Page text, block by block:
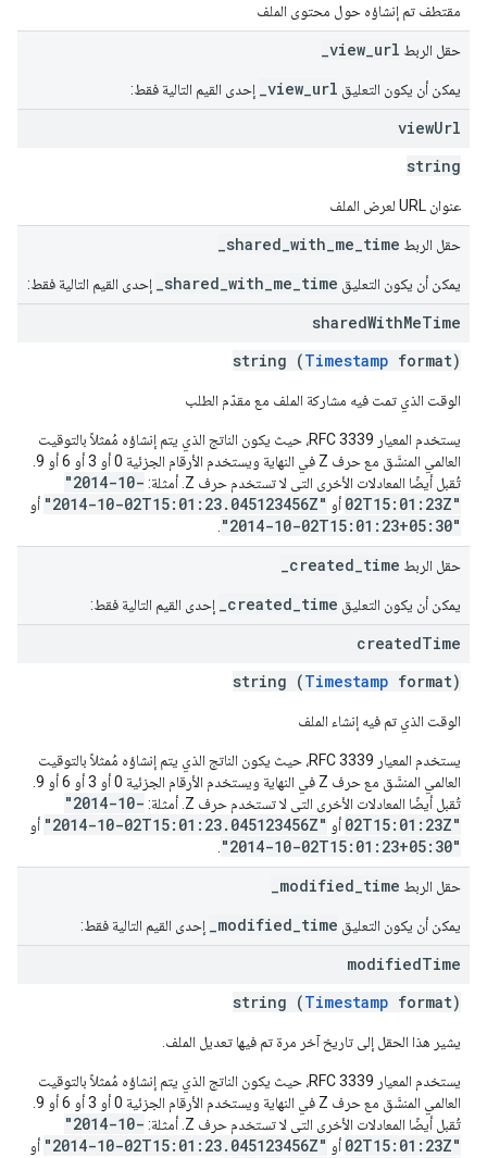
مقتطف تم إنشاؤه حول محتوى الملف
حقل الربط _view_url
يمكن أن يكون التعليق _view_url إحدى القيم التالية فقط:
viewUrl
string
عنوان URL لعرض الملف
حقل الربط _shared_with_me_time
يمكن أن يكون التعليق _shared_with_me_time إحدى القيم التالية فقط:
sharedWithMeTime
string (Timestamp format)
الوقت الذي تمت فيه مشاركة الملف مع مقدّم الطلب
يستخدم المعيار RFC 3339، حيث يكون الناتج الذي يتم إنشاؤه مُمثلاً بالتوقيت
تُقبل أيضًا المعادلات الأخرى التي لا تستخدم حرف Z. أمثلة:
"2014-10-
02T15:01:23Z" أو "2014-10-02T15:01:23.045123456Z" أو
"2014-10-02T15:01:23+05:30"
حقل الربط _created_time
يمكن أن يكون التعليق _created_time إحدى القيم التالية فقط:
createdTime
string (Timestamp format)
الوقت الذي تم فيه إنشاء الملف
يستخدم المعيار RFC 3339، حيث يكون الناتج الذي يتم إنشاؤه مُمثلاً بالتوقيت
تُقبل أيضًا المعادلات الأخرى التي لا تستخدم حرف Z. أمثلة:
"2014-10-
02T15:01:23Z" أو "2014-10-02T15:01:23.045123456Z" أو
"2014-10-02T15:01:23+05:30"
حقل الربط _modified_time
يمكن أن يكون التعليق _modified_time إحدى القيم التالية فقط:
modifiedTime
string (Timestamp format)
يشير هذا الحقل إلى تاريخ آخر مرة تم فيها تعديل الملف.
يستخدم المعيار RFC 3339، حيث يكون الناتج الذي يتم إنشاؤه مُمثلاً بالتوقيت
تُقبل أيضًا المعادلات الأخرى التي لا تستخدم حرف Z. أمثلة:
"2014-10-
02T15:01:23Z" أو "2014-10-02T15:01:23.045123456Z" أو